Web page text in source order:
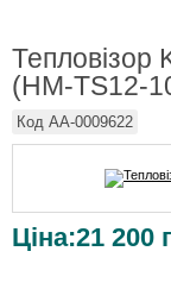
Тепловізор
(HM-TS12-
Код AA-0009622
Ціна:21 200